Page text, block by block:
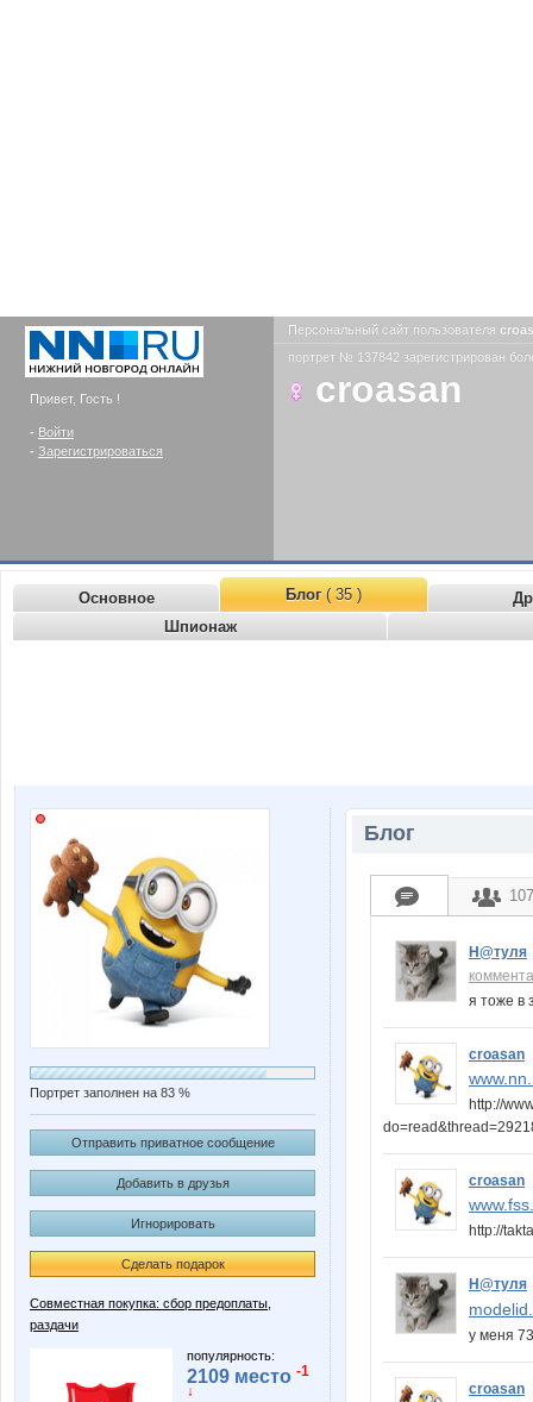
Привет, Гость !
- Войти
- Зарегистрироваться
Персональный сайт пользователя
портрет № 137842 зарегистрирован
croasan
Основное Блог( 35 )
Шпионаж
Портрет заполнен на 83 %
Отправить приватное сообщение
Добавить в друзья
Игнорировать
Сделать подарок
Совместная покупка: сбор предоплаты,
раздачи
популярность:
2109 место -1
↓
Блог
107
Н@туля
я тоже в
croasan
http://
croasan
http://
Н@туля
у меня
croasan